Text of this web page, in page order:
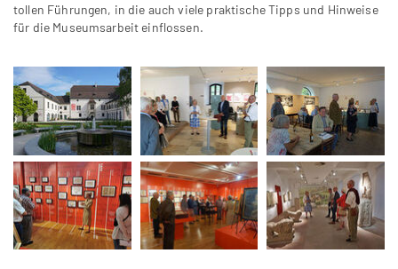
tollen Führungen, in die auch viele praktische Tipps und Hinweise
für die Museumsarbeit einflossen.